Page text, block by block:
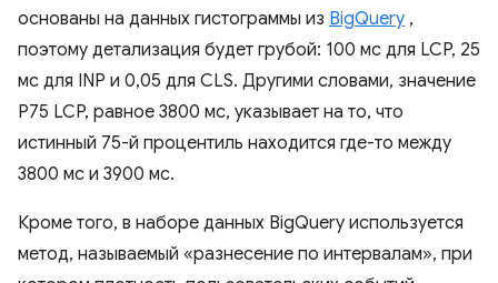
основаны на данных гистограммы из BigQuery ,
поэтому детализация будет грубой: 100 мс для LCP, 25
мс для INP и 0,05 для CLS. Другими словами, значение
P75 LCP, равное 3800 мс, указывает на то, что
истинный 75-й процентиль находится где-то между
3800 мс и 3900 мс.
Кроме того, в наборе данных BigQuery используется
метод, называемый «разнесение по интервалам», при